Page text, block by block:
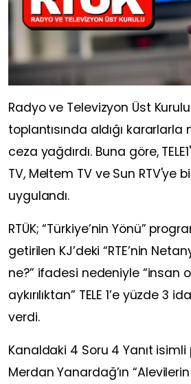
Radyo ve Televizyon Üst
toplantısında aldığı
ceza yağdırdı. Buna göre,
TV, Meltem TV ve Sun RTV'ye
uygulandı.
RTÜK; “Türkiye’nin Yönü”
getirilen KJ’deki “RTE’nin
ne?” ifadesi nedeniyle “insan
aykırılıktan” TELE 1’e yüzde 3
verdi.
Kanaldaki 4 Soru 4 Yanıt
Merdan Yanardağ’ın